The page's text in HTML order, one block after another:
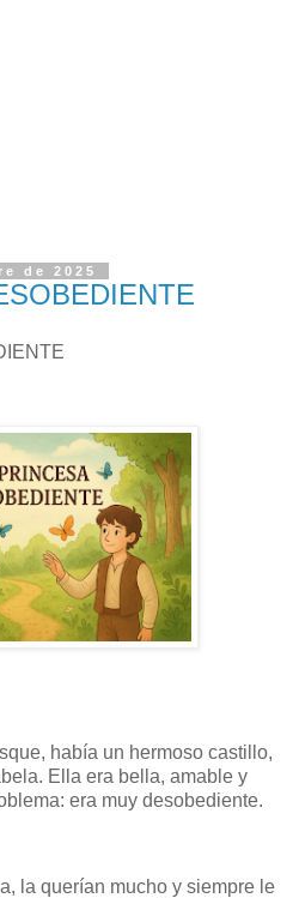
de 2025
había un hermoso castillo,
Ella era bella, amable y
era muy desobediente.
la querían mucho y siempre le